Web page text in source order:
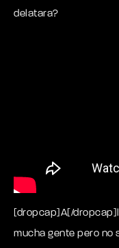
delatara?
[dropcap]A[/
mucha gente pero no